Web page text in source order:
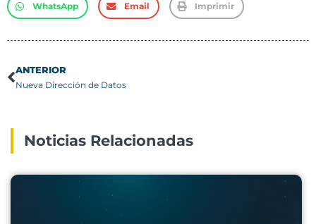
WhatsApp Email Imprimir
ANTERIOR
Nueva Dirección de Datos
Noticias Relacionadas